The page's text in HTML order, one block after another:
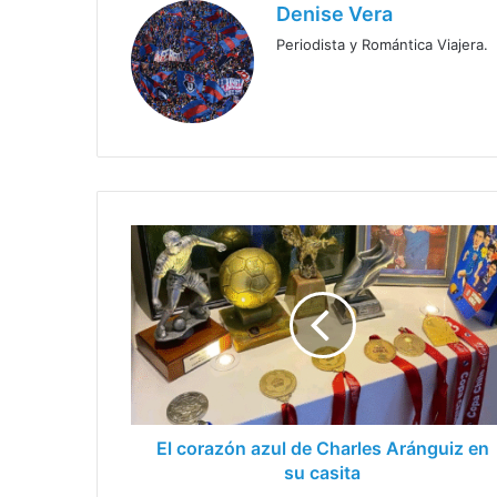
Denise Vera
Periodista y Romántica Viajera.
El
corazón
azul
de
Charles
Aránguiz
en
su
casita
El corazón azul de Charles Aránguiz en
su casita